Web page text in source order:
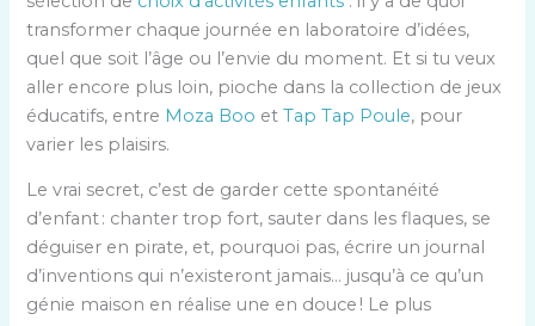
transformer chaque journée en laboratoire d’idées,
quel que soit l’âge ou l’envie du moment. Et si tu veux
aller encore plus loin, pioche dans la collection de jeux
éducatifs, entre Moza Boo etTap Tap Poule, pour
varier les plaisirs.
Le vrai secret, c’est de garder cette spontanéité
d’enfant : chanter trop fort, sauter dans les flaques, se
déguiser en pirate, et, pourquoi pas, écrire un journal
d’inventions qui n’existeront jamais… jusqu’à ce qu’un
génie maison en réalise une en douce ! Le plus